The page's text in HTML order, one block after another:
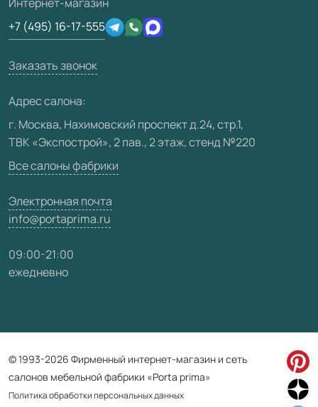
Отзывы клиентов
Техническая информация
Юридическая информация
Сертификаты
Производство
Вакансии
Карта сайта
+7 (495) 16-17-555
Заказать звонок
Адрес салона:
г. Москва, Нахимовский проспект д.24, стр.1,
ТВК «Экспострой», 2 пав., 2 этаж, стенд №220
Все салоны фабрики
Электронная почта
info@portaprima.ru
09:00-21:00
ежедневно
© 1993-2026 Фирменный интернет-магазин и сеть
салонов мебельной фабрики «Porta prima»
Политика обработки персональных данных